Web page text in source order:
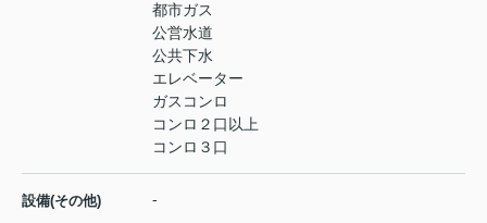
都市ガス
公営水道
公共下水
エレベーター
ガスコンロ
コンロ２口以上
コンロ３口
設備(その他) -